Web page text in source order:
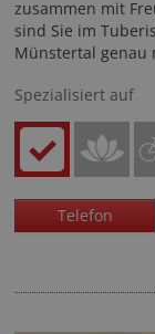
zusammen mit
sind Sie im
Münstertal genau
Spezialisiert auf
Telefon